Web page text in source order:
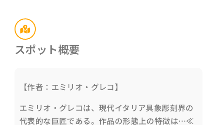
スポット概要
【作者：エミリオ・グレコ】
エミリオ・グレコは、現代イタリア具象彫刻界の
代表的な巨匠である。作品の形態上の特徴は…≪